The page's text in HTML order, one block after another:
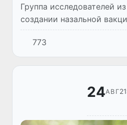
Группа исследователей
создании назальной
коронавируса. Препарат
инфекцией после его
через нос. Его изобрели
773
24АВГ